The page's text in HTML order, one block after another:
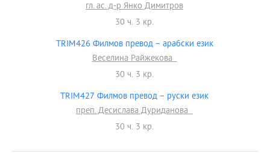
гл. ас. д-р Янко Димитров
30 ч. 3 кр.
TRIM426 Филмов превод – арабски език
Веселина Райжекова
30 ч. 3 кр.
TRIM427 Филмов превод – руски език
преп. Десислава Дуриданова
30 ч. 3 кр.